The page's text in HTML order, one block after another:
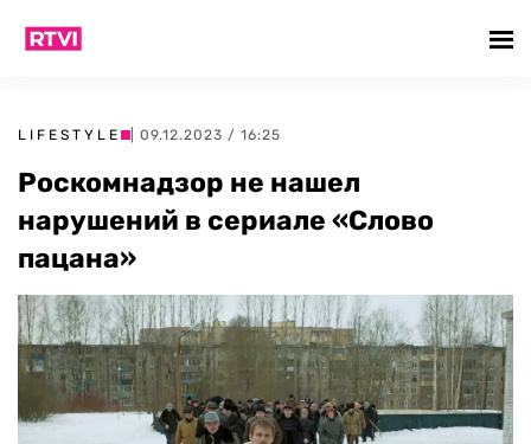
LIFESTYLE | 09.12.2023 / 16:25
Роскомнадзор не нашел
нарушений в сериале «Слово
пацана»